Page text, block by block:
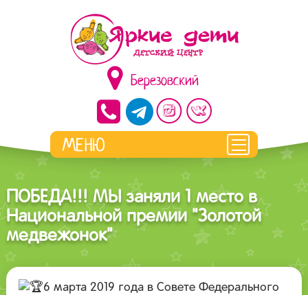
Березовский
ПОБЕДА!!! МЫ заняли 1 место в
Национальной премии "Золотой
медвежонок"
6 марта 2019 года в Совете Федерального